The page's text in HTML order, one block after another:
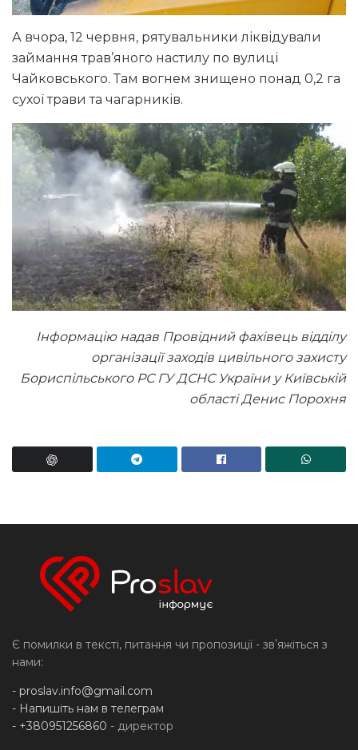
А вчора, 12 червня, рятувальники ліквідували
займання трав’яного настилу по вулиці
Чайковського. Там вогнем знищено понад 0,2 га
сухої трави та чагарників.
Інформацію надав Провідний фахівець відділу
організації заходів цивільного захисту
Бориспільського РС ГУ ДСНС України у Київській
області Денис Порохня
Є помилки в тексті, питання чи пропозиції - звʼяжіться з
нами:
- proslav.info@gmail.com
- Напишіть нам в телеграм
- +380951256860 - директор